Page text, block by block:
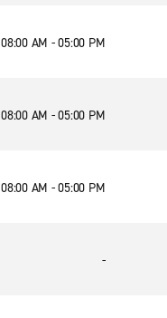
08:00 AM - 05:00 PM
08:00 AM - 05:00 PM
08:00 AM - 05:00 PM
-